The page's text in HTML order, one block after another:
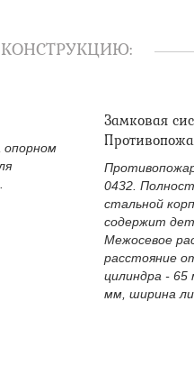
опорном
Замковая
0432.
стальной
содержит
Межосевое
расстояние
цилиндра -
мм, ширина